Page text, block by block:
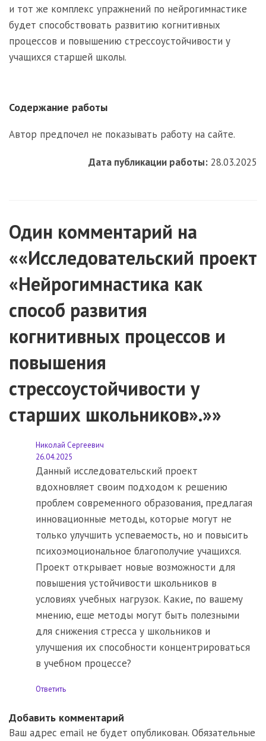
и тот же комплекс упражнений по нейрогимнастике
будет способствовать развитию когнитивных
процессов и повышению стрессоустойчивости у
учащихся старшей школы.
Содержание работы
Автор предпочел не показывать работу на сайте.
Дата публикации работы: 28.03.2025
Один комментарий на
««Исследовательский проект
«Нейрогимнастика как
способ развития
когнитивных процессов и
повышения
стрессоустойчивости у
старших школьников».»»
Николай Сергеевич
26.04.2025
Данный исследовательский проект
вдохновляет своим подходом к решению
проблем современного образования, предлагая
инновационные методы, которые могут не
только улучшить успеваемость, но и повысить
психоэмоциональное благополучие учащихся.
Проект открывает новые возможности для
повышения устойчивости школьников в
условиях учебных нагрузок. Какие, по вашему
мнению, еще методы могут быть полезными
для снижения стресса у школьников и
улучшения их способности концентрироваться
в учебном процессе?
Ответить
Добавить комментарий
Ваш адрес email не будет опубликован. Обязательные